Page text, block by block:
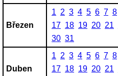
Březen
1 2 3 4 5 6 7 8
17 18 19 20 21
30 31
Duben
1 2 3 4 5 6 7 8
17 18 19 20 21